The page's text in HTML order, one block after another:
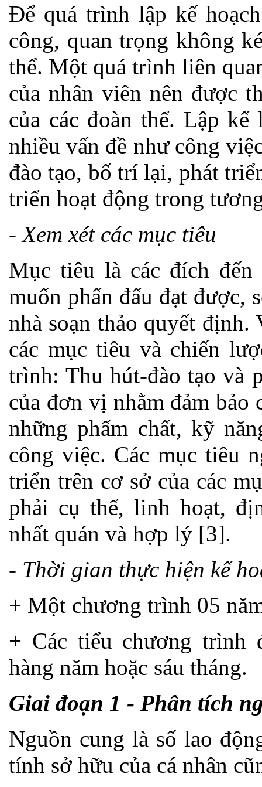
Để quá trình lập kế
công, quan trọng không
thể. Một quá trình liên
của nhân viên nên được
của các đoàn thể. Lập
nhiều vấn đề như công
đào tạo, bố trí lại, phát
triển hoạt động trong
- Xem xét các mục tiêu
Mục tiêu là các đích
muốn phấn đấu đạt được,
nhà soạn thảo quyết
các mục tiêu và chiến
trình: Thu hút-đào tạo và
của đơn vị nhằm đảm
những phẩm chất, kỹ
công việc. Các mục tiêu
triển trên cơ sở của các
phải cụ thể, linh hoạt,
nhất quán và hợp lý [3].
- Thời gian thực hiện kế
+ Một chương trình 05
+ Các tiểu chương trình
hàng năm hoặc sáu tháng.
Giai đoạn 1 - Phân tích
Nguồn cung là số lao
tính sở hữu của cá nhân